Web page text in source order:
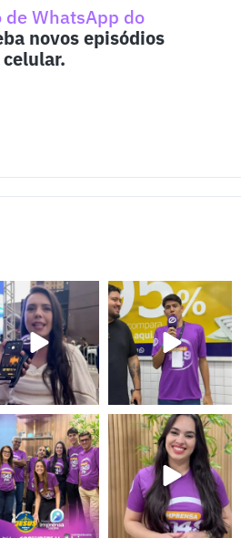
de WhatsApp do
novos episódios